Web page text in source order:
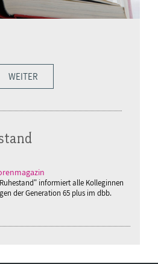
WEITER
informiert alle Kolleginnen
der Generation 65 plus im dbb.